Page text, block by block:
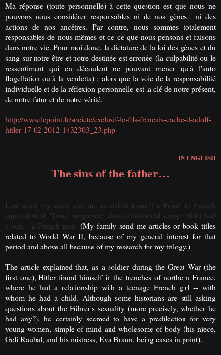
Ma réponse (toute personnelle) à cette question est que nous ne
pouvons nous considérer responsables ni de nos gènes ni des
actions de nos ancêtres. Par contre, nous sommes totalement
responsables de nous-mêmes et de ce que nous pensons et faisons
dans notre vie. Pour moi donc, la dictature de la loi des gènes et du
sang sur notre être et notre destinée est erronée (la culpabilité ou le
ressentiment qui en découlent ne pouvant mener qu'à l'auto
flagellation ou à la vendetta);alors que la voie de la responsabilité
individuelle et de la réflexion personnelle est la clé de notre présent,
de notre futur et de notre vérité.
http://www.lepoint.fr/societe/exclusif-le-fils-francais-cache-d-adolf-
hitler-17-02-2012-1432303_23.php
IN ENGLISH
The sins of the father…
Last week my sister sent me an article from "Le Point" (a French
equivalent of "Time" magazine) about a historical scoop: Hitler had
a son... a French man.(My family send me articles or book titles
related to World War II, because of my general interest for that
period and above all because of my research for my trilogy.)
The article explained that, as a soldier during the Great War (the
first one), Hitler found himself in the trenches of northern France,
where he had a relationship with a teenage French girl -- with
whom he had a child. Although some historians are still asking
questions about the Führer's sexuality (more precisely, whether he
had any?), he certainly seemed to have a predilection for very
young women, simple of mind and wholesome of body (his niece,
Geli Raubal, and his mistress, Eva Braun, being cases in point).